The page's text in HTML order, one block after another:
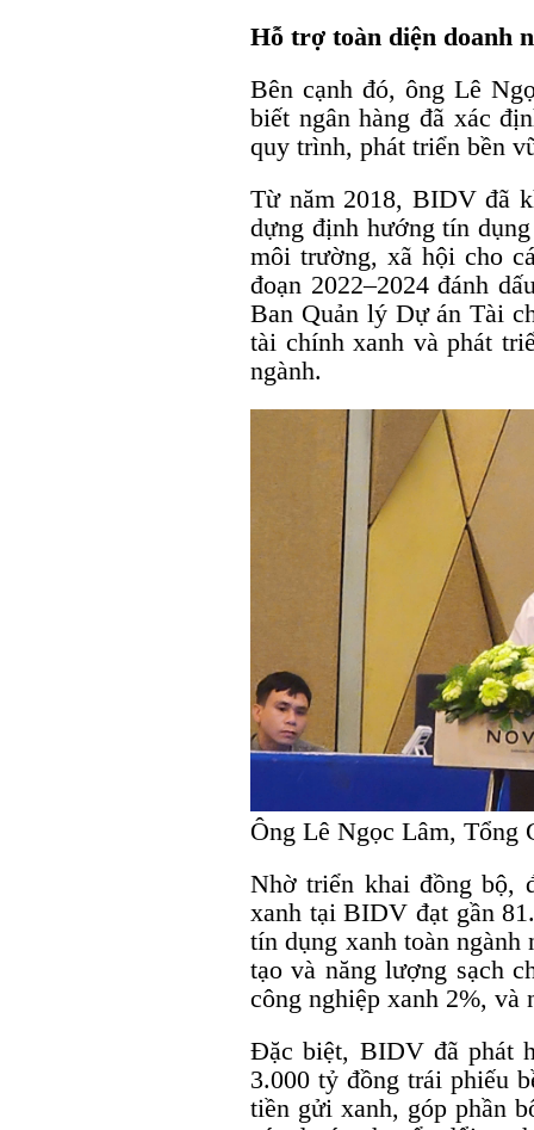
Hỗ trợ toàn diện doanh
Bên cạnh đó, ông Lê
biết ngân hàng đã xác
quy trình, phát triển bền
Từ năm 2018, BIDV đã
dựng định hướng tín
môi trường, xã hội cho
đoạn 2022–2024 đánh
Ban Quản lý Dự án Tài
tài chính xanh và phát
ngành.
Ông Lê Ngọc Lâm, Tổng
Nhờ triển khai đồng bộ,
xanh tại BIDV đạt gần
tín dụng xanh toàn ngành
tạo và năng lượng sạch
công nghiệp xanh 2%, và
Đặc biệt, BIDV đã phát
3.000 tỷ đồng trái phiếu
tiền gửi xanh, góp phần